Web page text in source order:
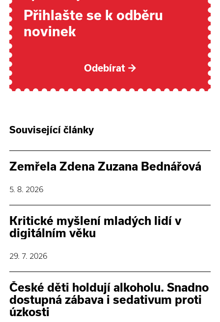
Přihlašte se k odběru
novinek
Odebírat →
Související články
Zemřela Zdena Zuzana Bednářová
5. 8. 2026
Kritické myšlení mladých lidí v
digitálním věku
29. 7. 2026
České děti holdují alkoholu. Snadno
dostupná zábava i sedativum proti
úzkosti